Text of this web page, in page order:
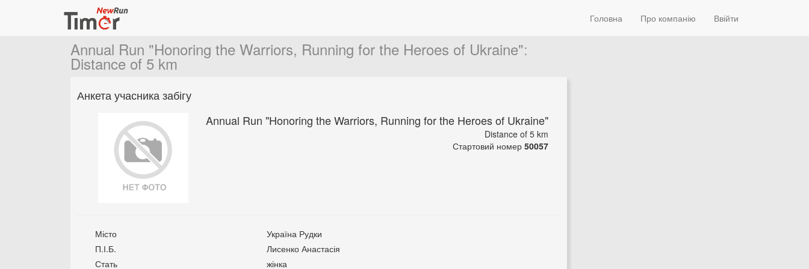
Головна Про компанію Ввійти
Annual Run "Honoring the Warriors, Running for the Heroes of Ukraine":
Distance of 5 km
Анкета учасника забігу
Annual Run "Honoring the Warriors, Running for the Heroes of Ukraine"
Distance of 5 km
Стартовий номер 50057
Місто
Україна Рудки
П.І.Б.
Лисенко Анастасія
Стать
жінка